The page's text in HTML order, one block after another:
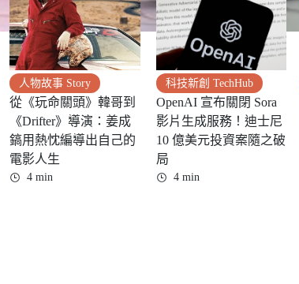
人物故事 Story
從《玩命關頭》韓哥到
《Drifter》導演：姜成
鎬用熱忱編導出自己的
電影人生
4 min
科技新創 TechHub
OpenAI 宣布關閉 Sora
影片生成服務！迪士尼
10 億美元投資案隨之破
局
4 min